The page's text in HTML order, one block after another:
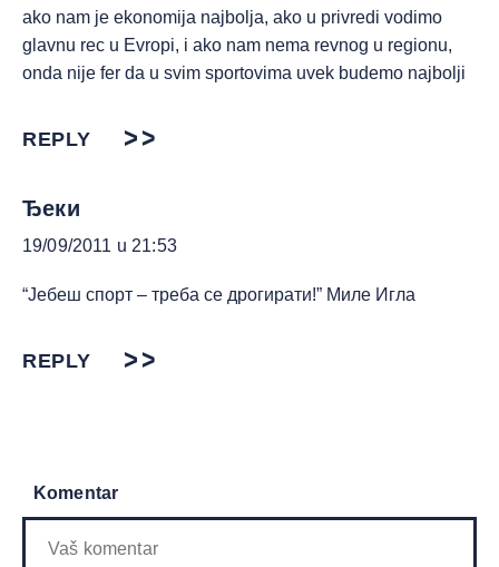
ako nam je ekonomija najbolja, ako u privredi vodimo
glavnu rec u Evropi, i ako nam nema revnog u regionu,
onda nije fer da u svim sportovima uvek budemo najbolji
REPLY
Ђеки
19/09/2011 u 21:53
“Јебеш спорт – треба се дрогирати!” Миле Игла
REPLY
Komentar